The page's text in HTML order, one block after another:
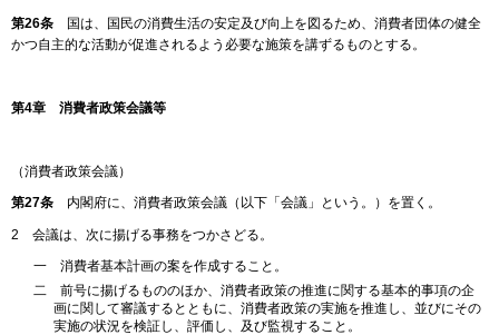
第26条 国は、国民の消費生活の安定及び向上を図るため、消費者団体の健全
かつ自主的な活動が促進されるよう必要な施策を講ずるものとする。
第4章 消費者政策会議等
（消費者政策会議）
第27条 内閣府に、消費者政策会議（以下「会議」という。）を置く。
2 会議は、次に揚げる事務をつかさどる。
一 消費者基本計画の案を作成すること。
二 前号に揚げるもののほか、消費者政策の推進に関する基本的事項の企
画に関して審議するとともに、消費者政策の実施を推進し、並びにその
実施の状況を検証し、評価し、及び監視すること。